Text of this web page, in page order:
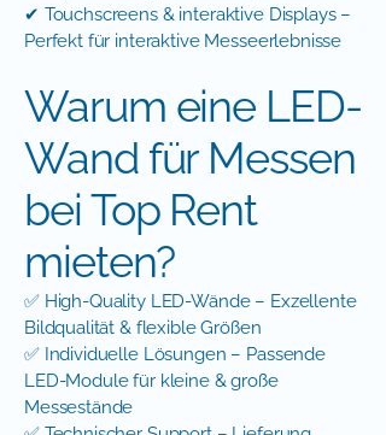
✔ Touchscreens & interaktive Displays –
Perfekt für interaktive Messeerlebnisse
Warum eine LED-
Wand für Messen
bei Top Rent
mieten?
✅ High-Quality LED-Wände – Exzellente
Bildqualität & flexible Größen
✅ Individuelle Lösungen – Passende
LED-Module für kleine & große
Messestände